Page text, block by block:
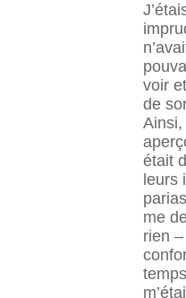
voir
de
Ainsi,
était
leurs
me
rien